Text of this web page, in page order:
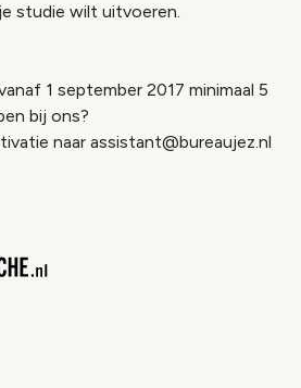
studie wilt uitvoeren.
1 september 2017 minimaal 5
bij ons?
naar assistant@bureaujez.nl